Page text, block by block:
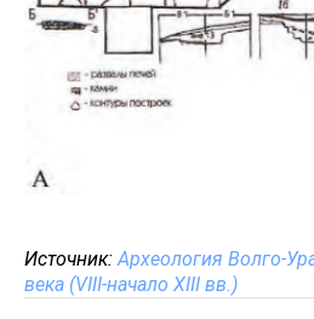
Источник:Археология Волго-
века (VIII-начало XIII вв.)